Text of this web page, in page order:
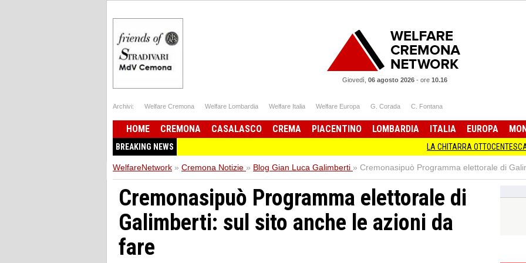
Giovedì, 06 agosto 2026- ore 10.16
Archivi: Welfare Cremona Welfare Lombardia Welfare Italia Welfare Europa G. Corada C. Fontana
HOME CREMONA CASALASCO CREMA PIACENTINO LOMBARDIA ITALIA EUROPA
BREAKING NEWS LA CHITARRA OTTOCENTESCA IN
WelfareNetwork » Cremona Notizie » Blog Gian Luca Galimberti » Cremonasipuò Programma elettorale di
Cremonasipuò Programma elettorale di
Galimberti: sul sito anche le azioni da
fare